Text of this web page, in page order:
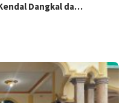
Dangkal da…